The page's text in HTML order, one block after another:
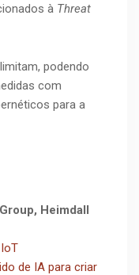
à Threat
podendo
com
para a
Heimdall
de IA para criar